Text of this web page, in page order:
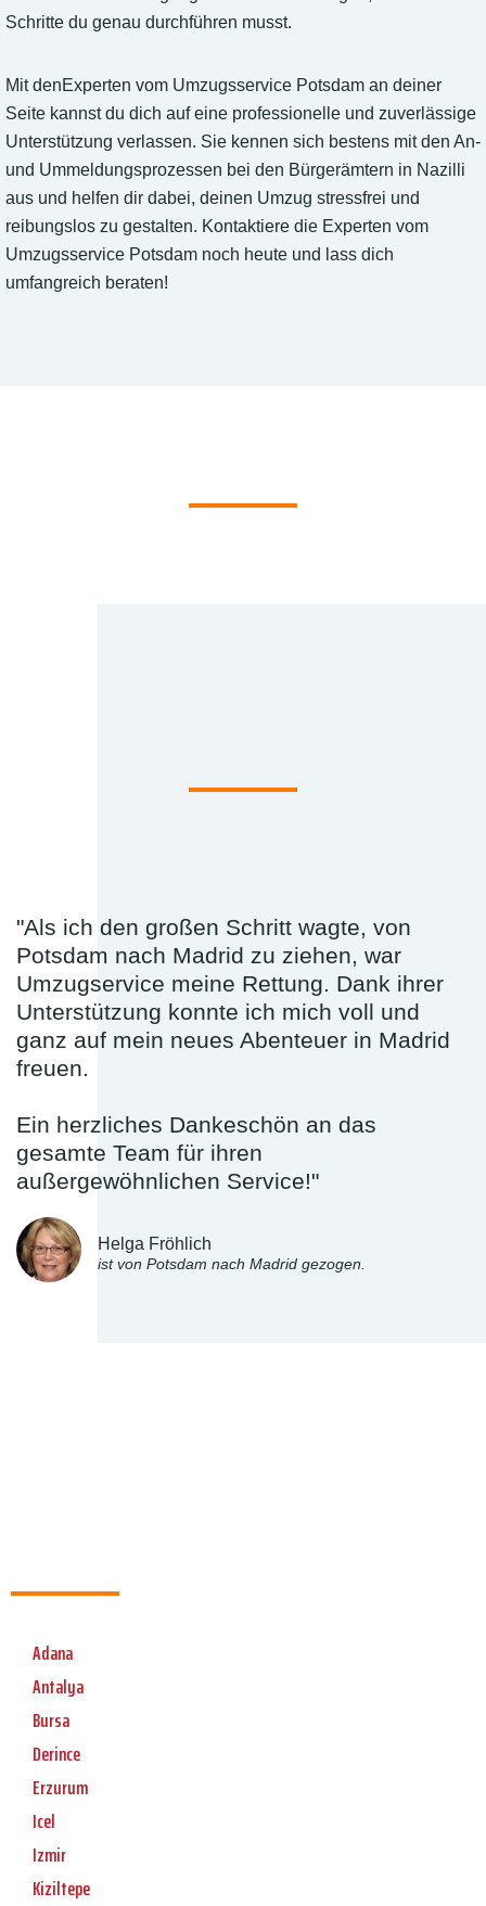
Schritte du genau durchführen musst.
Mit denExperten vom Umzugsservice Potsdam an deiner
Seite kannst du dich auf eine professionelle und zuverlässige
Unterstützung verlassen. Sie kennen sich bestens mit den An-
und Ummeldungsprozessen bei den Bürgerämtern in Nazilli
aus und helfen dir dabei, deinen Umzug stressfrei und
reibungslos zu gestalten. Kontaktiere die Experten vom
Umzugsservice Potsdam noch heute und lass dich
umfangreich beraten!
"Als ich den großen Schritt wagte, von
Potsdam nach Madrid zu ziehen, war
Umzugservice meine Rettung. Dank ihrer
Unterstützung konnte ich mich voll und
ganz auf mein neues Abenteuer in Madrid
freuen.
Ein herzliches Dankeschön an das
gesamte Team für ihren
außergewöhnlichen Service!"
Helga Fröhlich
ist von Potsdam nach Madrid gezogen.
Adana
Antalya
Bursa
Derince
Erzurum
Icel
Izmir
Kiziltepe